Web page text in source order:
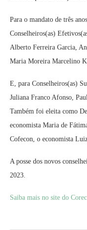
Para o mandato de três
Conselheiros(as)
Alberto Ferreira Garcia,
Maria Moreira Marcelino
E, para Conselheiros(as)
Juliana Franco Afonso,
Também foi eleita como
economista Maria de
Cofecon, o economista
A posse dos novos
2023.
Saiba mais no site do